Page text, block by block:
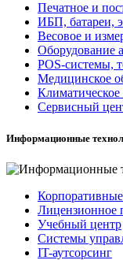
Печатное и
ИБП, батареи,
Весовое и
Оборудование
POS-системы,
Медицинское
Климатическое
Сервисный
Информационные
Лицензионное
Учебный центр
Системы
IT-аутсорсинг